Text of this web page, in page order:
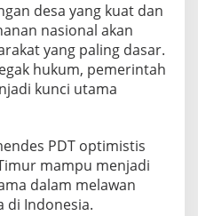
desa yang kuat dan
nasional akan
yang paling dasar.
hukum, pemerintah
kunci utama
PDT optimistis
mampu menjadi
dalam melawan
di Indonesia.